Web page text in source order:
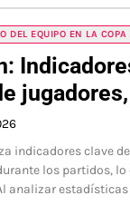
DEL EQUIPO EN LA
indicadores clave
los partidos,
analizar